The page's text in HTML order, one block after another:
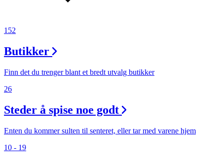
Ledige stillinger
Magasin
152
Butikker
Finn det du trenger blant et bredt utvalg butikker
26
Steder å spise noe godt
Enten du kommer sulten til senteret, eller tar med varene hjem
10 - 19